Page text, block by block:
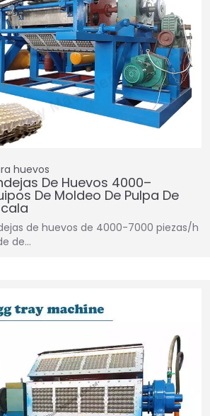
huevos
De Huevos 4000–
De Moldeo De Pulpa De
de huevos de 4000-7000 piezas/h
de…